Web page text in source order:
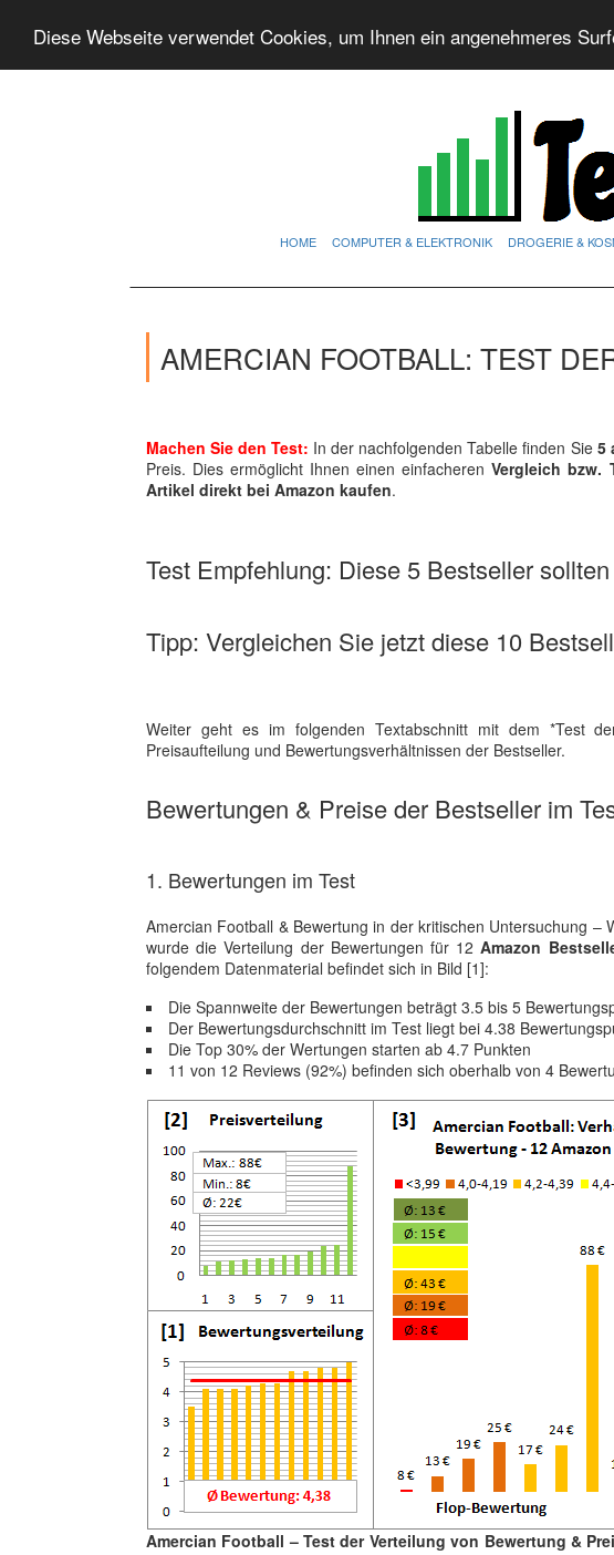
Diese Webseite verwendet Cookies, um Ihnen ein angenehmeres
HOME COMPUTER & ELEKTRONIK DROGERIE &
AMERCIAN FOOTBALL: TEST
Machen Sie den Test: In der nachfolgenden Tabelle finden Sie5
Preis. Dies ermöglicht Ihnen einen einfacherenVergleich bzw.
Artikel direkt bei Amazon kaufen.
Test Empfehlung: Diese 5 Bestseller
Tipp: Vergleichen Sie jetzt diese 10
Weiter geht es im folgenden Textabschnitt mit dem *Test
Preisaufteilung und Bewertungsverhältnissen der Bestseller.
Bewertungen & Preise der Bestseller im
1. Bewertungen im Test
Amercian Football & Bewertung in der kritischen Untersuchung
wurde die Verteilung der Bewertungen für 12Amazon
folgendem Datenmaterial befindet sich in Bild [1]:
Die Spannweite der Bewertungen beträgt 3.5 bis 5
Der Bewertungsdurchschnitt im Test liegt bei 4.38
Die Top 30% der Wertungen starten ab 4.7 Punkten
11 von 12 Reviews (92%) befinden sich oberhalb von 4
Amercian Football – Test der Verteilung von Bewertung &